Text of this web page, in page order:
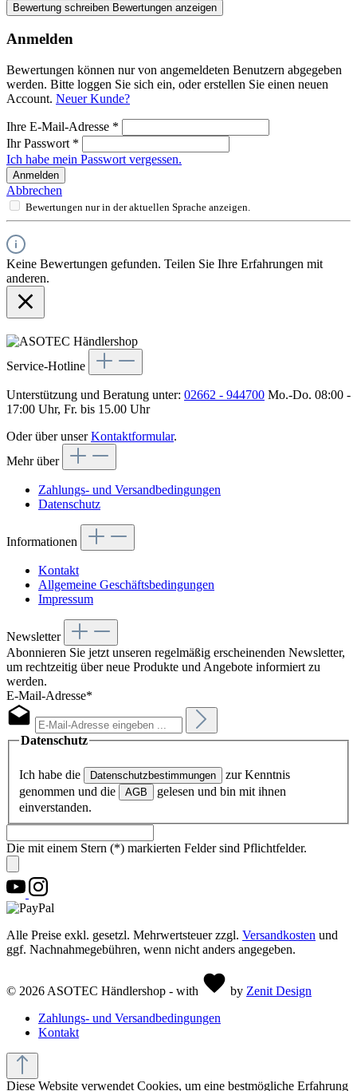
Bewertung schreiben Bewertungen anzeigen
Anmelden
Bewertungen können nur von angemeldeten Benutzern abgegeben
werden. Bitte loggen Sie sich ein, oder erstellen Sie einen neuen
Account. Neuer Kunde?
Ihre E-Mail-Adresse *
Ihr Passwort *
Ich habe mein Passwort vergessen.
Anmelden
Abbrechen
Bewertungen nur in der aktuellen Sprache anzeigen.
Keine Bewertungen gefunden. Teilen Sie Ihre Erfahrungen mit
anderen.
Service-Hotline
Unterstützung und Beratung unter: 02662 - 944700 Mo.-Do. 08:00 -
17:00 Uhr, Fr. bis 15.00 Uhr
Oder über unserKontaktformular.
Mehr über
Zahlungs- und Versandbedingungen
Datenschutz
Informationen
Kontakt
Allgemeine Geschäftsbedingungen
Impressum
Newsletter
Abonnieren Sie jetzt unseren regelmäßig erscheinenden Newsletter,
um rechtzeitig über neue Produkte und Angebote informiert zu
werden.
E-Mail-Adresse*
Datenschutz
Ich habe die Datenschutzbestimmungen
zur Kenntnis
genommen und die
AGB
gelesen und bin mit ihnen
einverstanden.
Die mit einem Stern (*) markierten Felder sind Pflichtfelder.
Alle Preise exkl. gesetzl. Mehrwertsteuer zzgl. Versandkosten und
ggf. Nachnahmegebühren, wenn nicht anders angegeben.
© 2026 ASOTEC Händlershop - with by Zenit Design
Zahlungs- und Versandbedingungen
Kontakt
Diese Website verwendet Cookies, um eine bestmögliche Erfahrung